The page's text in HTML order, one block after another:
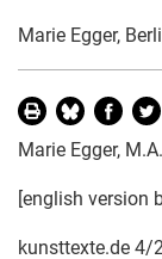
Marie Egger,
Marie Egger,
[english version
kunsttexte.de 4/